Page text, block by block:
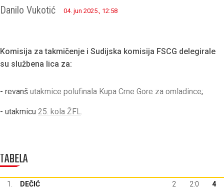
Danilo Vukotić 04. jun 2025., 12:58
Komisija za takmičenje i Sudijska komisija FSCG delegirale
su službena lica za:
- revanš utakmice polufinala Kupa Crne Gore za omladince;
- utakmicu 25. kola ŽFL.
TABELA
1. DEČIĆ 2 2:0
4